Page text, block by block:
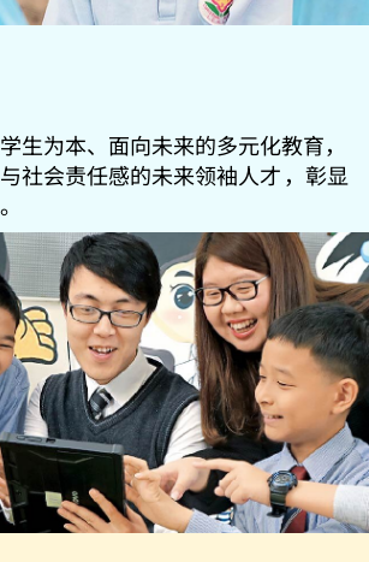
生为本、面向未来的多元化教育，
社会责任感的未来领袖人才 ，彰显